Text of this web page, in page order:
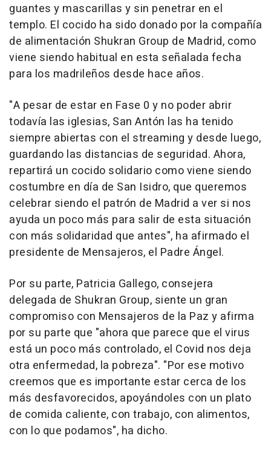
guantes y mascarillas y sin penetrar en el
templo. El cocido ha sido donado por la compañía
de alimentación Shukran Group de Madrid, como
viene siendo habitual en esta señalada fecha
para los madrileños desde hace años.
"A pesar de estar en Fase 0 y no poder abrir
todavía las iglesias, San Antón las ha tenido
siempre abiertas con el streaming y desde luego,
guardando las distancias de seguridad. Ahora,
repartirá un cocido solidario como viene siendo
costumbre en día de San Isidro, que queremos
celebrar siendo el patrón de Madrid a ver si nos
ayuda un poco más para salir de esta situación
con más solidaridad que antes", ha afirmado el
presidente de Mensajeros, el Padre Ángel.
Por su parte, Patricia Gallego, consejera
delegada de Shukran Group, siente un gran
compromiso con Mensajeros de la Paz y afirma
por su parte que "ahora que parece que el virus
está un poco más controlado, el Covid nos deja
otra enfermedad, la pobreza". "Por ese motivo
creemos que es importante estar cerca de los
más desfavorecidos, apoyándoles con un plato
de comida caliente, con trabajo, con alimentos,
con lo que podamos", ha dicho.